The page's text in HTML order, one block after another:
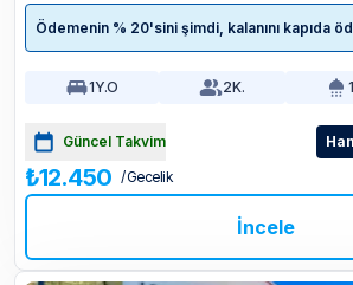
Ödemenin % 20'sini şimdi, kalanını kapıda
1Y.O 2K.
Güncel Takvim
₺12.450 / Gecelik
İncele